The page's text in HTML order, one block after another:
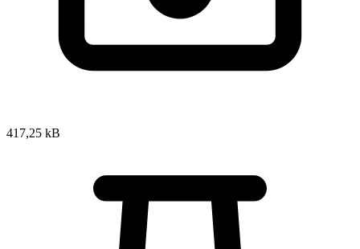
417,25 kB